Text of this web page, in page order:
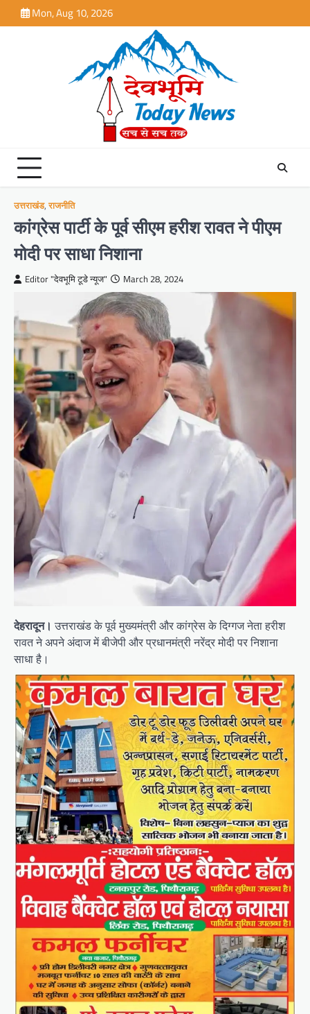
to
Mon, Aug 10, 2026
उत्तराखंड,राजनीति
कांग्रेस पार्टी के पूर्व सीएम हरीश रावत ने पीएम
मोदी पर साधा निशाना
Editor "देवभूमि टूडे न्यूज" March 28, 2024
देहरादून। उत्तराखंड के पूर्व मुख्यमंत्री और कांग्रेस के दिग्गज नेता हरीश
रावत ने अपने अंदाज में बीजेपी और प्रधानमंत्री नरेंद्र मोदी पर निशाना
साधा है।